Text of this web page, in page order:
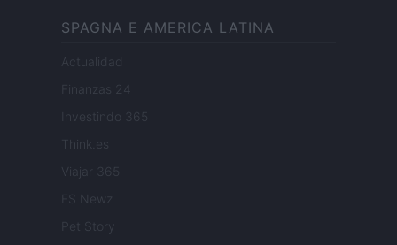
SPAGNA E AMERICA LATINA
Actualidad
Finanzas 24
Investindo 365
Think.es
Viajar 365
ES Newz
Pet Story